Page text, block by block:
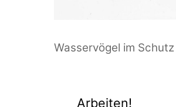
Wasservögel im
Arbeiten!